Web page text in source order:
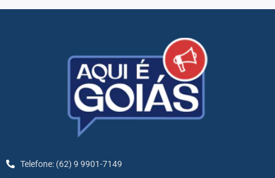
Telefone: (62) 9 9901-7149